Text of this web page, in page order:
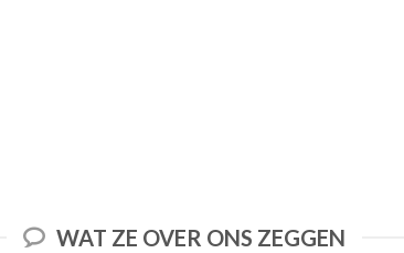
WAT ZE OVER ONS ZEGGEN